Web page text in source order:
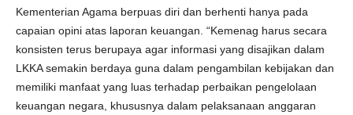
Kementerian Agama berpuas diri dan berhenti hanya pada
capaian opini atas laporan keuangan. “Kemenag harus secara
konsisten terus berupaya agar informasi yang disajikan dalam
LKKA semakin berdaya guna dalam pengambilan kebijakan dan
memiliki manfaat yang luas terhadap perbaikan pengelolaan
keuangan negara, khususnya dalam pelaksanaan anggaran